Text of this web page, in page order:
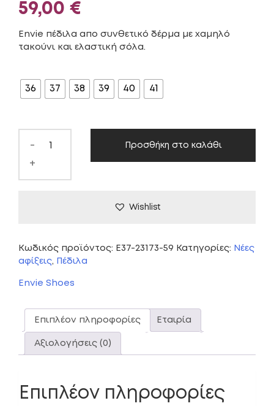
59,00 €
Envie πέδιλα απο συνθετικό δέρμα με χαμηλό
τακούνι και ελαστική σόλα.
36 37 38 39 40 41
-
+
Προσθήκη στο καλάθι
Wishlist
Κωδικός προϊόντος: E37-23173-59 Κατηγορίες: Νέες
αφίξεις, Πέδιλα
Envie Shoes
Επιπλέον πληροφορίες Εταιρία
Αξιολογήσεις (0)
Επιπλέον πληροφορίες